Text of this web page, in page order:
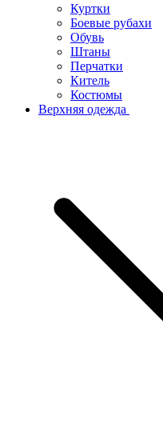
Куртки
Боевые рубахи
Обувь
Штаны
Перчатки
Китель
Костюмы
Верхняя одежда